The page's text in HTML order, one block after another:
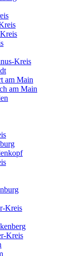
Kreis
am Main
am Main
Kreis
Kreis